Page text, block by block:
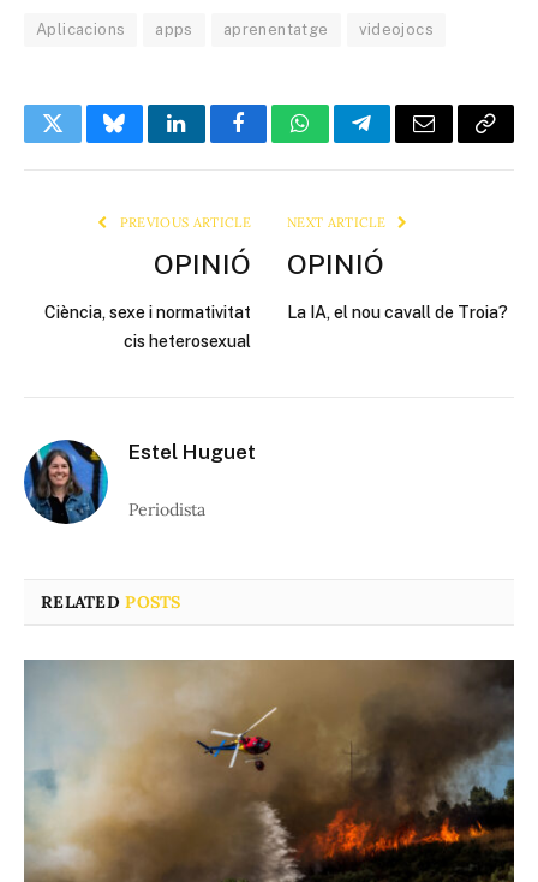
Aplicacions apps aprenentatge videojocs
TwitterBlueskyLinkedInFacebookWhatsAppTelegramEmail Copy
PREVIOUS ARTICLE
OPINIÓ
Ciència, sexe i normativitat
cis heterosexual
NEXT ARTICLE
OPINIÓ
La IA, el nou cavall de Troia?
Estel Huguet
Periodista
RELATEDPOSTS